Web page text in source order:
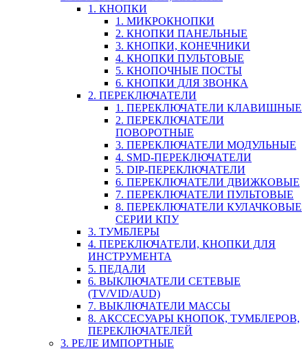
1. КНОПКИ
1. МИКРОКНОПКИ
2. КНОПКИ ПАНЕЛЬНЫЕ
3. КНОПКИ, КОНЕЧНИКИ
4. КНОПКИ ПУЛЬТОВЫЕ
5. КНОПОЧНЫЕ ПОСТЫ
6. КНОПКИ ДЛЯ ЗВОНКА
2. ПЕРЕКЛЮЧАТЕЛИ
1. ПЕРЕКЛЮЧАТЕЛИ КЛАВИШНЫЕ
2. ПЕРЕКЛЮЧАТЕЛИ
ПОВОРОТНЫЕ
3. ПЕРЕКЛЮЧАТЕЛИ МОДУЛЬНЫЕ
4. SMD-ПЕРЕКЛЮЧАТЕЛИ
5. DIP-ПЕРЕКЛЮЧАТЕЛИ
6. ПЕРЕКЛЮЧАТЕЛИ ДВИЖКОВЫЕ
7. ПЕРЕКЛЮЧАТЕЛИ ПУЛЬТОВЫЕ
8. ПЕРЕКЛЮЧАТЕЛИ КУЛАЧКОВЫЕ
СЕРИИ КПУ
3. ТУМБЛЕРЫ
4. ПЕРЕКЛЮЧАТЕЛИ, КНОПКИ ДЛЯ
ИНСТРУМЕНТА
5. ПЕДАЛИ
6. ВЫКЛЮЧАТЕЛИ СЕТЕВЫЕ
(TV/VID/AUD)
7. ВЫКЛЮЧАТЕЛИ МАССЫ
8. АКССЕСУАРЫ КНОПОК, ТУМБЛЕРОВ,
ПЕРЕКЛЮЧАТЕЛЕЙ
3. РЕЛЕ ИМПОРТНЫЕ